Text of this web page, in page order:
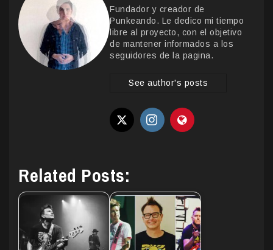
Fundador y creador de
Punkeando. Le dedico mi tiempo
libre al proyecto, con el objetivo
de mantener informados a los
seguidores de la pagina.
See author's posts
Related Posts: